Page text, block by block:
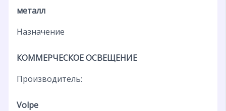
металл
Назначение
КОММЕРЧЕСКОЕ ОСВЕЩЕНИЕ
Производитель:
Volpe